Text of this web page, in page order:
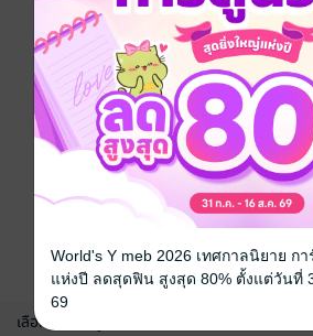
เลือกหมวดหมู่
World's Y meb 2026 เทศกาลนิยาย ก
แห่งปี ลดสุดฟิน สูงสุด 80% ตั้งแต่วันที่
69